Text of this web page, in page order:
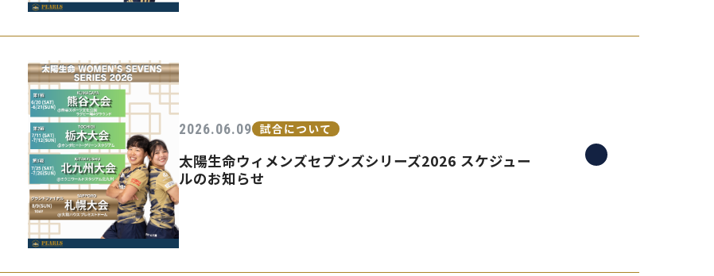
2026.06.09 試合について
太陽生命ウィメンズセブンズシリーズ2026 スケジュー
ルのお知らせ